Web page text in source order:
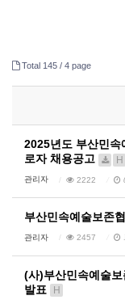
Total 145 / 4 page
2025년도 부산민속
로자 채용공고
H
관리자 2222
부산민속예술보존
관리자 2457
(사)부산민속예술
발표
H